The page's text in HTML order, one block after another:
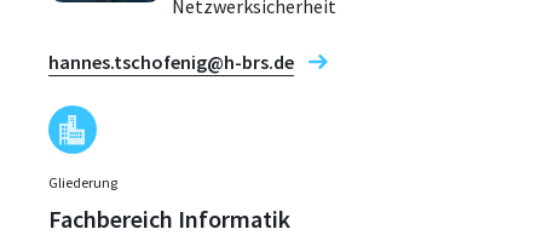
Netzwerksicherheit
hannes.tschofenig@h-brs.de
Gliederung
Fachbereich Informatik